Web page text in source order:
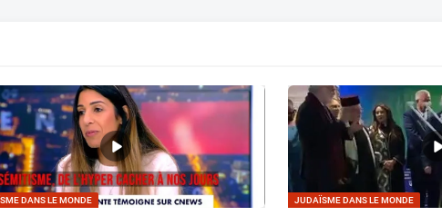
DANS LE MONDE JUDAÏSME DANS LE MONDE